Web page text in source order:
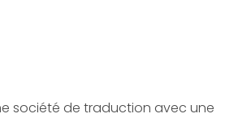
société de traduction avec une